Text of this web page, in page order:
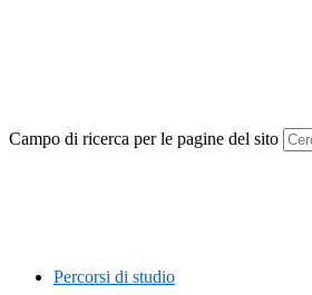
Campo di ricerca per le pagine del sito
Percorsi di studio